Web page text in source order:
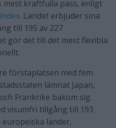
mest kraftfulla pass, enligt
. Landet erbjuder sina
till 195 av 227
gör det till det mest flexibla
förstaplatsen med fem
lämnat Japan,
Frankrike bakom sig.
visumfri tillgång till 193
länder,